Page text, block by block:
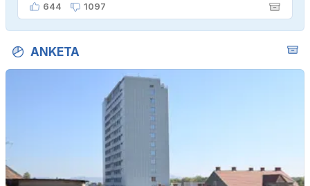
644 1097
ANKETA